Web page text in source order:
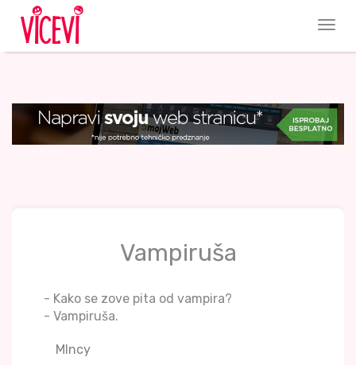
Vampiruša
- Kako se zove pita od vampira?
- Vampiruša.
MIncy